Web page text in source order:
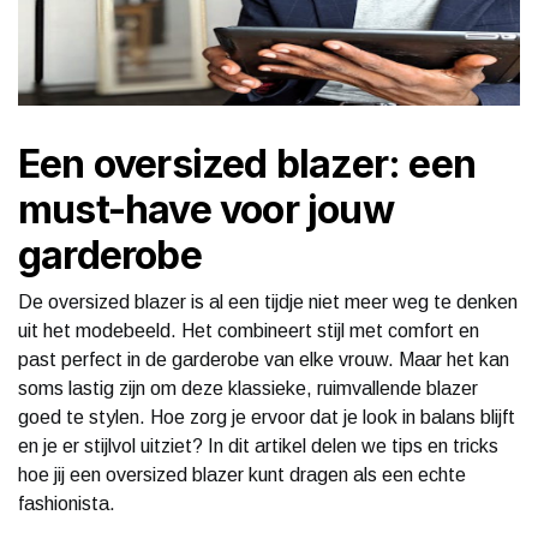
Een oversized blazer: een
must-have voor jouw
garderobe
De oversized blazer is al een tijdje niet meer weg te denken
uit het modebeeld. Het combineert stijl met comfort en
past perfect in de garderobe van elke vrouw. Maar het kan
soms lastig zijn om deze klassieke, ruimvallende blazer
goed te stylen. Hoe zorg je ervoor dat je look in balans blijft
en je er stijlvol uitziet? In dit artikel delen we tips en tricks
hoe jij een oversized blazer kunt dragen als een echte
fashionista.